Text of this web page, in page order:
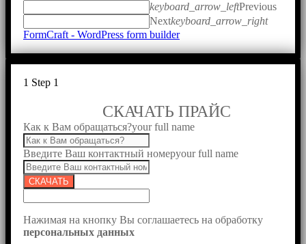
keyboard_arrow_leftPrevious
Nextkeyboard_arrow_right
FormCraft - WordPress form builder
1 Step 1
СКАЧАТЬ ПРАЙС
Как к Вам обращаться?your full name
Введите Ваш контактный номерyour full name
СКАЧАТЬ
Нажимая на кнопку Вы соглашаетесь на обработку
персональных данных